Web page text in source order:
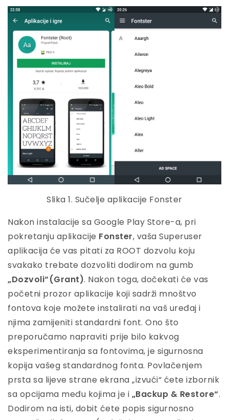
Slika 1. Sučelje aplikacije Fonster
Nakon instalacije sa Google Play Store-a, pri
pokretanju aplikacije Fonster, vaša Superuser
aplikacija će vas pitati za ROOT dozvolu koju
svakako trebate dozvoliti dodirom na gumb
„Dozvoli“(Grant). Nakon toga, dočekati će vas
početni prozor aplikacije koji sadrži mnoštvo
fontova koje možete instalirati na vaš uređaj i
njima zamijeniti standardni font. Ono što
preporučamo napraviti prije bilo kakvog
eksperimentiranja sa fontovima, je sigurnosna
kopija vašeg standardnog fonta. Povlačenjem
prsta sa lijeve strane ekrana „izvući“ ćete izbornik
sa opcijama među kojima je i „Backup & Restore“.
Dodirom na isti, dobit ćete popis sigurnosno